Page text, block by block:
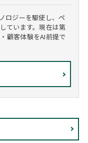
ロジーを駆使し、ペ
ています。現在は第
顧客体験をAI前提で